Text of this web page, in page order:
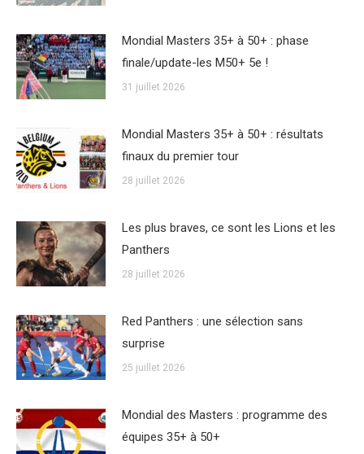
Mondial Masters 35+ à 50+ : phase
finale/update-les M50+ 5e !
31 juillet 2026
Mondial Masters 35+ à 50+ : résultats
finaux du premier tour
28 juillet 2026
Les plus braves, ce sont les Lions et les
Panthers
28 juillet 2026
Red Panthers : une sélection sans
surprise
25 juillet 2026
Mondial des Masters : programme des
équipes 35+ à 50+